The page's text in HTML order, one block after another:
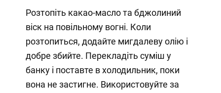
Розтопіть какао-масло та бджолиний
віск на повільному вогні. Коли
розтопиться, додайте мигдалеву олію і
добре збийте. Перекладіть суміш у
банку і поставте в холодильник, поки
вона не застигне. Використовуйте за